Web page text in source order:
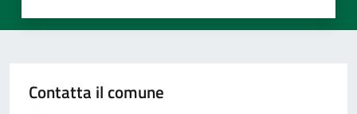
Contatta il comune